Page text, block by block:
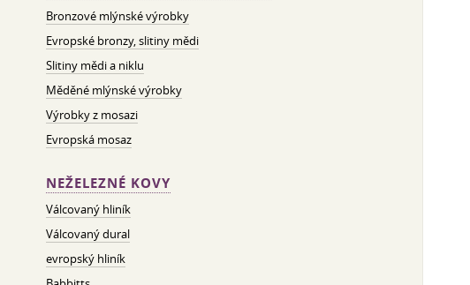
Bronzové mlýnské výrobky
Evropské bronzy, slitiny mědi
Slitiny mědi a niklu
Měděné mlýnské výrobky
Výrobky z mosazi
Evropská mosaz
NEŽELEZNÉ KOVY
Válcovaný hliník
Válcovaný dural
evropský hliník